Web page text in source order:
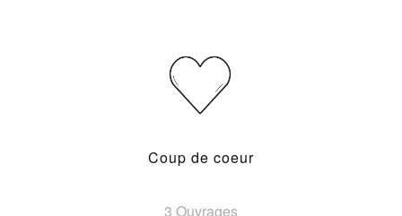
Coup de coeur
3 Ouvrages